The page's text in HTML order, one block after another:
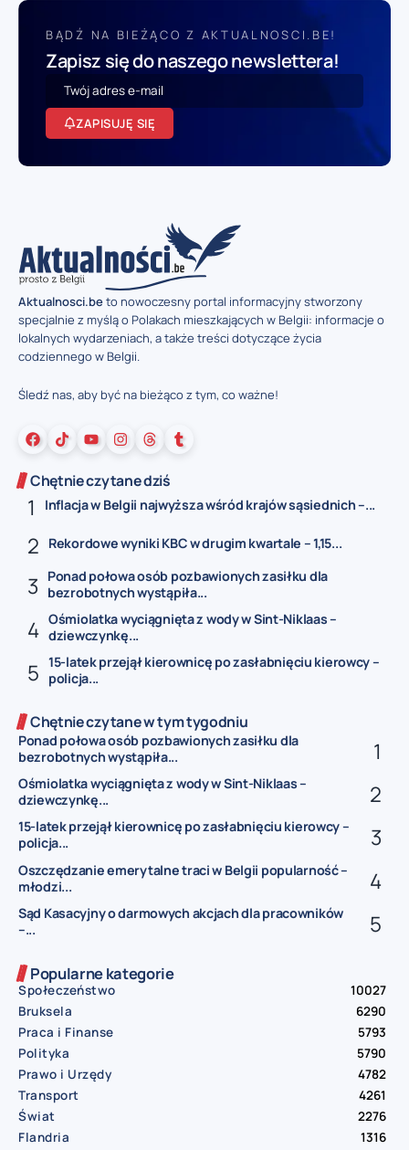
BĄDŹ NA BIEŻĄCO Z AKTUALNOSCI.BE!
Zapisz się do naszego newslettera!
ZAPISUJĘ SIĘ
Aktualnosci.beto nowoczesny portal informacyjny stworzony
specjalnie z myślą o Polakach mieszkających w Belgii: informacje o
lokalnych wydarzeniach, a także treści dotyczące życia
codziennego w Belgii.
Śledź nas, aby być na bieżąco z tym, co ważne!
Chętnie czytane dziś
Inflacja w Belgii najwyższa wśród krajów sąsiednich –...
Rekordowe wyniki KBC w drugim kwartale – 1,15...
Ponad połowa osób pozbawionych zasiłku dla
bezrobotnych wystąpiła...
Ośmiolatka wyciągnięta z wody w Sint-Niklaas –
dziewczynkę...
15-latek przejął kierownicę po zasłabnięciu kierowcy –
policja...
Chętnie czytane w tym tygodniu
Ponad połowa osób pozbawionych zasiłku dla
bezrobotnych wystąpiła...
Ośmiolatka wyciągnięta z wody w Sint-Niklaas –
dziewczynkę...
15-latek przejął kierownicę po zasłabnięciu kierowcy –
policja...
Oszczędzanie emerytalne traci w Belgii popularność –
młodzi...
Sąd Kasacyjny o darmowych akcjach dla pracowników
–...
Popularne kategorie
Społeczeństwo
10027
Bruksela
6290
Praca i Finanse
5793
Polityka
5790
Prawo i Urzędy
4782
Transport
4261
Świat
2276
Flandria
1316